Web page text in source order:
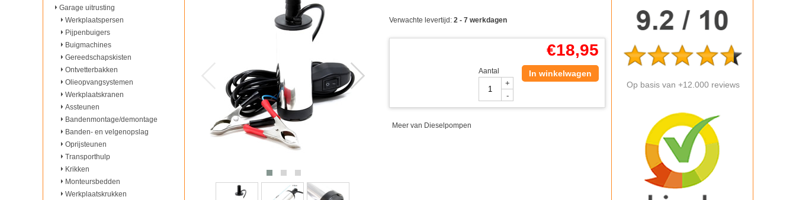
Garage uitrusting
Werkplaatspersen
Pijpenbuigers
Buigmachines
Gereedschapskisten
Ontvetterbakken
Olieopvangsystemen
Werkplaatskranen
Assteunen
Bandenmontage/demontage
Banden- en velgenopslag
Oprijsteunen
Transporthulp
Krikken
Monteursbedden
Werkplaatskrukken
Verwachte levertijd: 2 - 7 werkdagen
€18,95
Aantal
+
-
In winkelwagen
Meer van Dieselpompen
Op basis van +12.000 reviews